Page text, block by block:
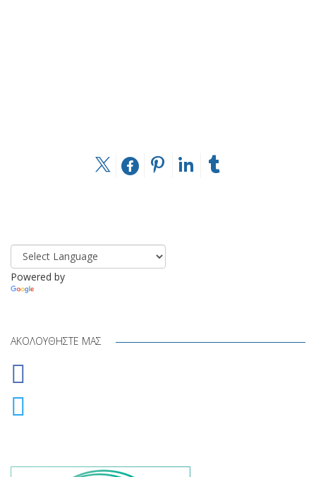
Powered by
ΑΚΟΛΟΥΘΉΣΤΕ ΜΑΣ